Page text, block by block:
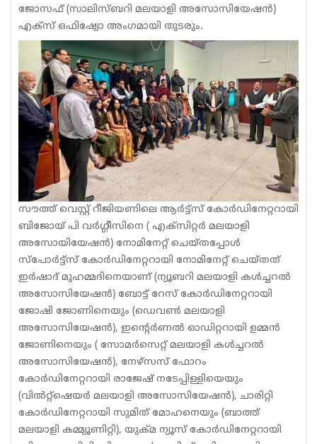
ജോസഫ് (സാലിസ്ബറി മലയാളി അസോസിയേഷൻ)
എക്സ് ഒഫിഷ്യോ അംഗമായി തുടരും.
സൗത്ത് വെസ്റ്റ് റീജിയണിലെ ആർട്ട്സ് കോർഡിനേറ്ററായി
ബിജോയ് പി വർഗ്ഗീസിനെ ( എക്സിറ്റർ മലയാളി
അസോയിയേഷൻ) നോമിനേറ്റ് ചെയ്തപ്പോൾ
സ്പോർട്ട്സ് കോർഡിനേറ്ററായി നോമിനേറ്റ് ചെയ്തത്
ഇർഷാദ് മുഹമ്മദിനെയാണ് (ന്യൂബറി മലയാളി കൾച്ചറൽ
അസോസിയേഷൻ) ബോട്ട് റേസ് കോർഡിനേറ്ററായി
ജോഷി ജോണിനെയും (ഡെവൺ മലയാളി
അസോസിയേഷൻ), ഇന്റെർണൽ ഓഡിറ്ററായി ഉമ്മൻ
ജോണിനെയും ( സോമർസെറ്റ് മലയാളി കൾച്ചറൽ
അസോസിയേഷൻ), നേഴ്‌സസ് ഫോറം
കോർഡിനേറ്ററായി രാജേഷ് നടേപ്പിള്ളിയെയും
(വിൽറ്റ്‌ഷെയർ മലയാളി അസോസിയേഷൻ), ചാരിറ്റി
കോർഡിനേറ്ററായി സുമിത് മോഹനെയും (ബാത്ത്
മലയാളി കമ്മ്യൂണിറ്റി), യുക്മ ന്യൂസ് കോർഡിനേറ്ററായി